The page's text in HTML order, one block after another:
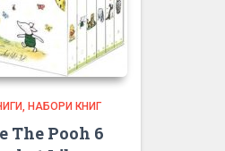
НАБОРИ КНИГ
The Pooh 6